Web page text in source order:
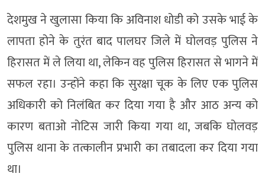
देशमुख ने खुलासा किया कि अविनाश धोडी को उसके भाई के
लापता होने के तुरंत बाद पालघर जिले में घोलवड़ पुलिस ने
हिरासत में ले लिया था, लेकिन वह पुलिस हिरासत से भागने में
सफल रहा। उन्होंने कहा कि सुरक्षा चूक के लिए एक पुलिस
अधिकारी को निलंबित कर दिया गया है और आठ अन्य को
कारण बताओ नोटिस जारी किया गया था, जबकि घोलवड़
पुलिस थाना के तत्कालीन प्रभारी का तबादला कर दिया गया
था।